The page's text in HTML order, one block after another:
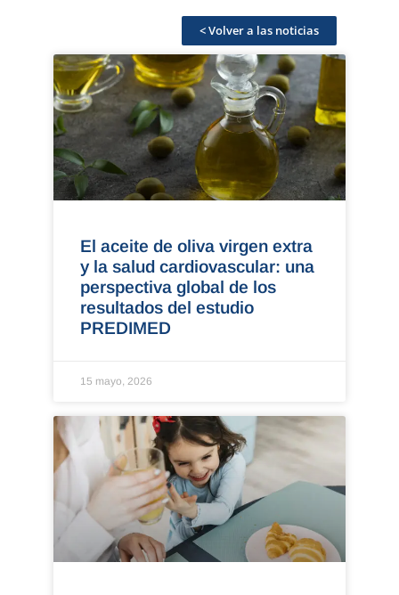
< Volver a las noticias
El aceite de oliva virgen extra
y la salud cardiovascular: una
perspectiva global de los
resultados del estudio
PREDIMED
15 mayo, 2026